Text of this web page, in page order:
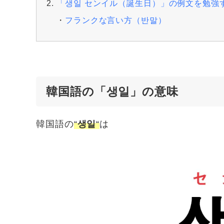
「생일 センイル（誕生日）」の例文を勉強
フランクな言い方（반말）
韓国語の「생일」の意味
韓国語の“생일“は